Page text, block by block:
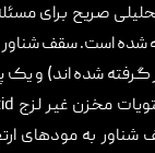
صریح برای
شده است. سقف
شده اند) و یک
مخزن غیر لزج
به مودهای